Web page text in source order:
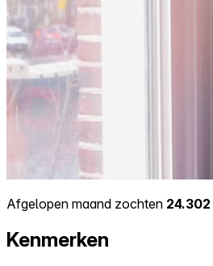
Afgelopen maand zochten 24.302
Kenmerken